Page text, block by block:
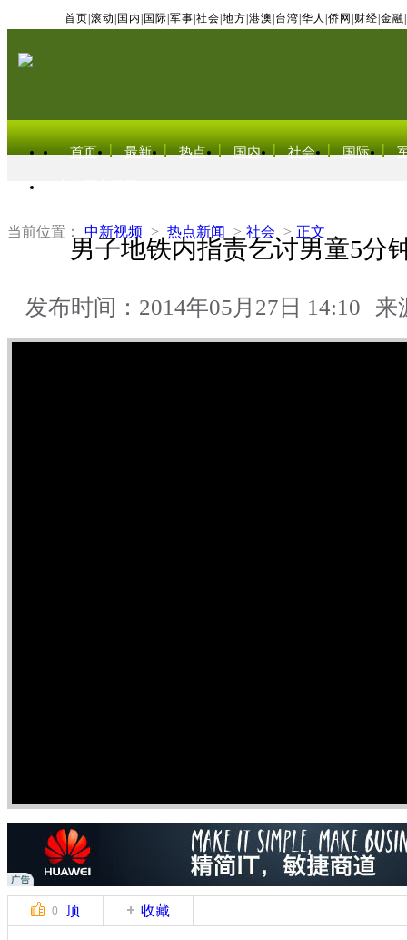
首页 滚动 国内 国际 军事 社会 地方 港澳 台湾 华人 侨网 财经 金融
首页 最新 热点 国内 社会 国际
当前位置： 中新视频 > 热点新闻 > 社会 > 正文
男子地铁内指责乞讨男童5分
发布时间：2014年05月27日 14:10 来
0 顶 收藏